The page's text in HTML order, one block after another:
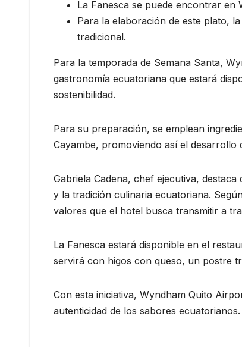
La Fanesca se puede encontrar
Para la elaboración de este plato,
tradicional.
Para la temporada de Semana Santa,
gastronomía ecuatoriana que estará
sostenibilidad.
Para su preparación, se emplean
Cayambe, promoviendo así el desarrollo
Gabriela Cadena, chef ejecutiva,
y la tradición culinaria ecuatoriana.
valores que el hotel busca transmitir a
La Fanesca estará disponible en el
servirá con higos con queso, un postre
Con esta iniciativa, Wyndham Quito
autenticidad de los sabores ecuatorianos.